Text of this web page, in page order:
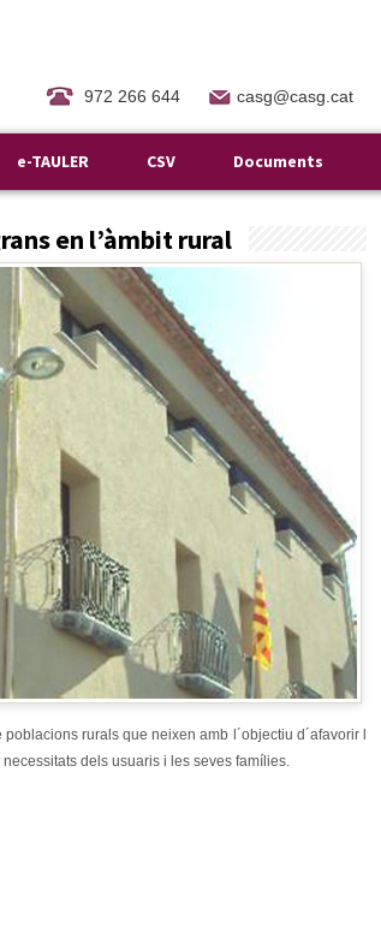
972 266 644 casg@casg.cat
e-TAULER CSV Documents
en l’àmbit rural
rurals que neixen amb l´objectiu d´afavorir l
dels usuaris i les seves famílies.